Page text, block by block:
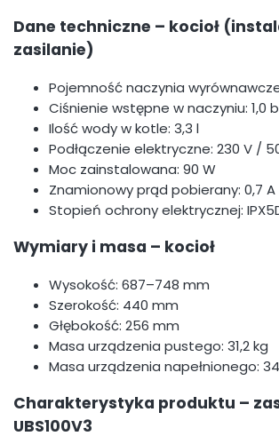
Dane techniczne – kocioł
zasilanie)
Pojemność naczynia
Ciśnienie wstępne w naczyniu: 1,0
Ilość wody w kotle: 3,3 l
Podłączenie elektryczne: 230 V /
Moc zainstalowana: 90 W
Znamionowy prąd pobierany: 0,7 A
Stopień ochrony elektrycznej:
Wymiary i masa – kocioł
Wysokość: 687–748 mm
Szerokość: 440 mm
Głębokość: 256 mm
Masa urządzenia pustego: 31,2 kg
Masa urządzenia napełnionego:
Charakterystyka produktu –
UBS100V3